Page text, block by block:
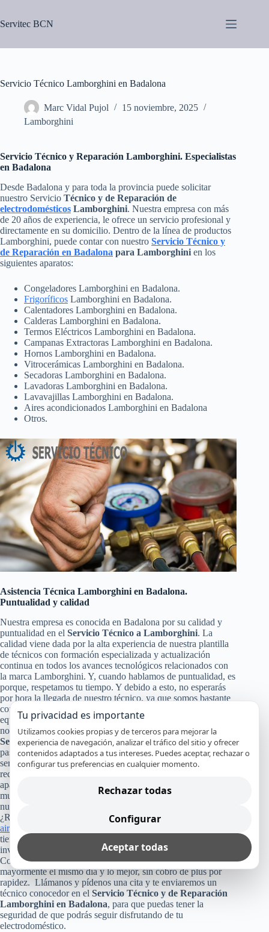
contenido
Servitec BCN
Servicio Técnico Lamborghini en Badalona
Marc Vidal Pujol
15 noviembre, 2025
Lamborghini
Servicio Técnico y Reparación Lamborghini. Especialistas
en Badalona
Desde Badalona y para toda la provincia puede solicitar
nuestro Servicio Técnico y de Reparación de
electrodomésticos Lamborghini. Nuestra empresa con más
de 20 años de experiencia, le ofrece un servicio profesional y
directamente en su domicilio. Dentro de la línea de productos
Lamborghini, puede contar con nuestro Servicio Técnico y
de Reparación en Badalona para Lamborghini en los
siguientes aparatos:
Congeladores Lamborghini en Badalona.
Frigoríficos Lamborghini en Badalona.
Calentadores Lamborghini en Badalona.
Calderas Lamborghini en Badalona.
Termos Eléctricos Lamborghini en Badalona.
Campanas Extractoras Lamborghini en Badalona.
Hornos Lamborghini en Badalona.
Vitrocerámicas Lamborghini en Badalona.
Secadoras Lamborghini en Badalona.
Lavadoras Lamborghini en Badalona.
Lavavajillas Lamborghini en Badalona.
Aires acondicionados Lamborghini en Badalona
Otros.
Asistencia Técnica Lamborghini en Badalona.
Puntualidad y calidad
Nuestra empresa es conocida en Badalona por su calidad y
puntualidad en el Servicio Técnico a Lamborghini. La
calidad viene dada por la alta experiencia de nuestra plantilla
de técnicos con formación especializada y actualización
continua en todos los avances tecnológicos relacionados con
la marca Lamborghini. Y, cuando hablamos de puntualidad, es
porque, respetamos tu tiempo. Y debido a esto, no esperarás
por hora la llegada de nuestro técnico, ya que somos bastante
conocidos por nuestra puntualidad, para poder darte a ti y a tu
equipo Lamborghini un servicio de calidad en Badalona. Pero
no solo con eso nos conformamos nuestra calidad en el
Servicio Técnico y de Reparación Lamborghini, también
pasa por la certificación de nuestros especialistas, nuestro
servicio en el mismo día en la mayoría de los casos y el uso de
recambios originales Lamborghini que garanticen que tu
aparato continuará funcionando con alto rendimiento y por
mucho tiempo. Y a todo esto, le damos un broche de oro con
nuestra absoluta y segura garantía por nuestro trabajo.
¿Recuerdas cuánto costó tu refrigerador, lavadora, lavavajillas,
aire acondicionado
o cualquier otro equipo Lamborghini que
tienes en tu casa, empresa u oficina? Pues, no arriesgues esa
inversión, poniendo tu aparato en manos inexperta.
Consúltanos, ya que como te dijimos arriba, te reparamos
mayormente el mismo día y lo mejor, sin cobro de plus por
rapidez. Llámanos y pídenos una cita y te enviaremos un
técnico conocedor en el Servicio Técnico y de Reparación
Lamborghini en Badalona, para que puedas tener la
seguridad de que podrás seguir disfrutando de tu
electrodoméstico.
Tu privacidad es importante
Utilizamos cookies propias y de terceros para mejorar la
experiencia de navegación, analizar el tráfico del sitio y ofrecer
contenidos adaptados a tus intereses. Puedes aceptar, rechazar o
configurar tus preferencias en cualquier momento.
Rechazar todas
Configurar
Aceptar todas